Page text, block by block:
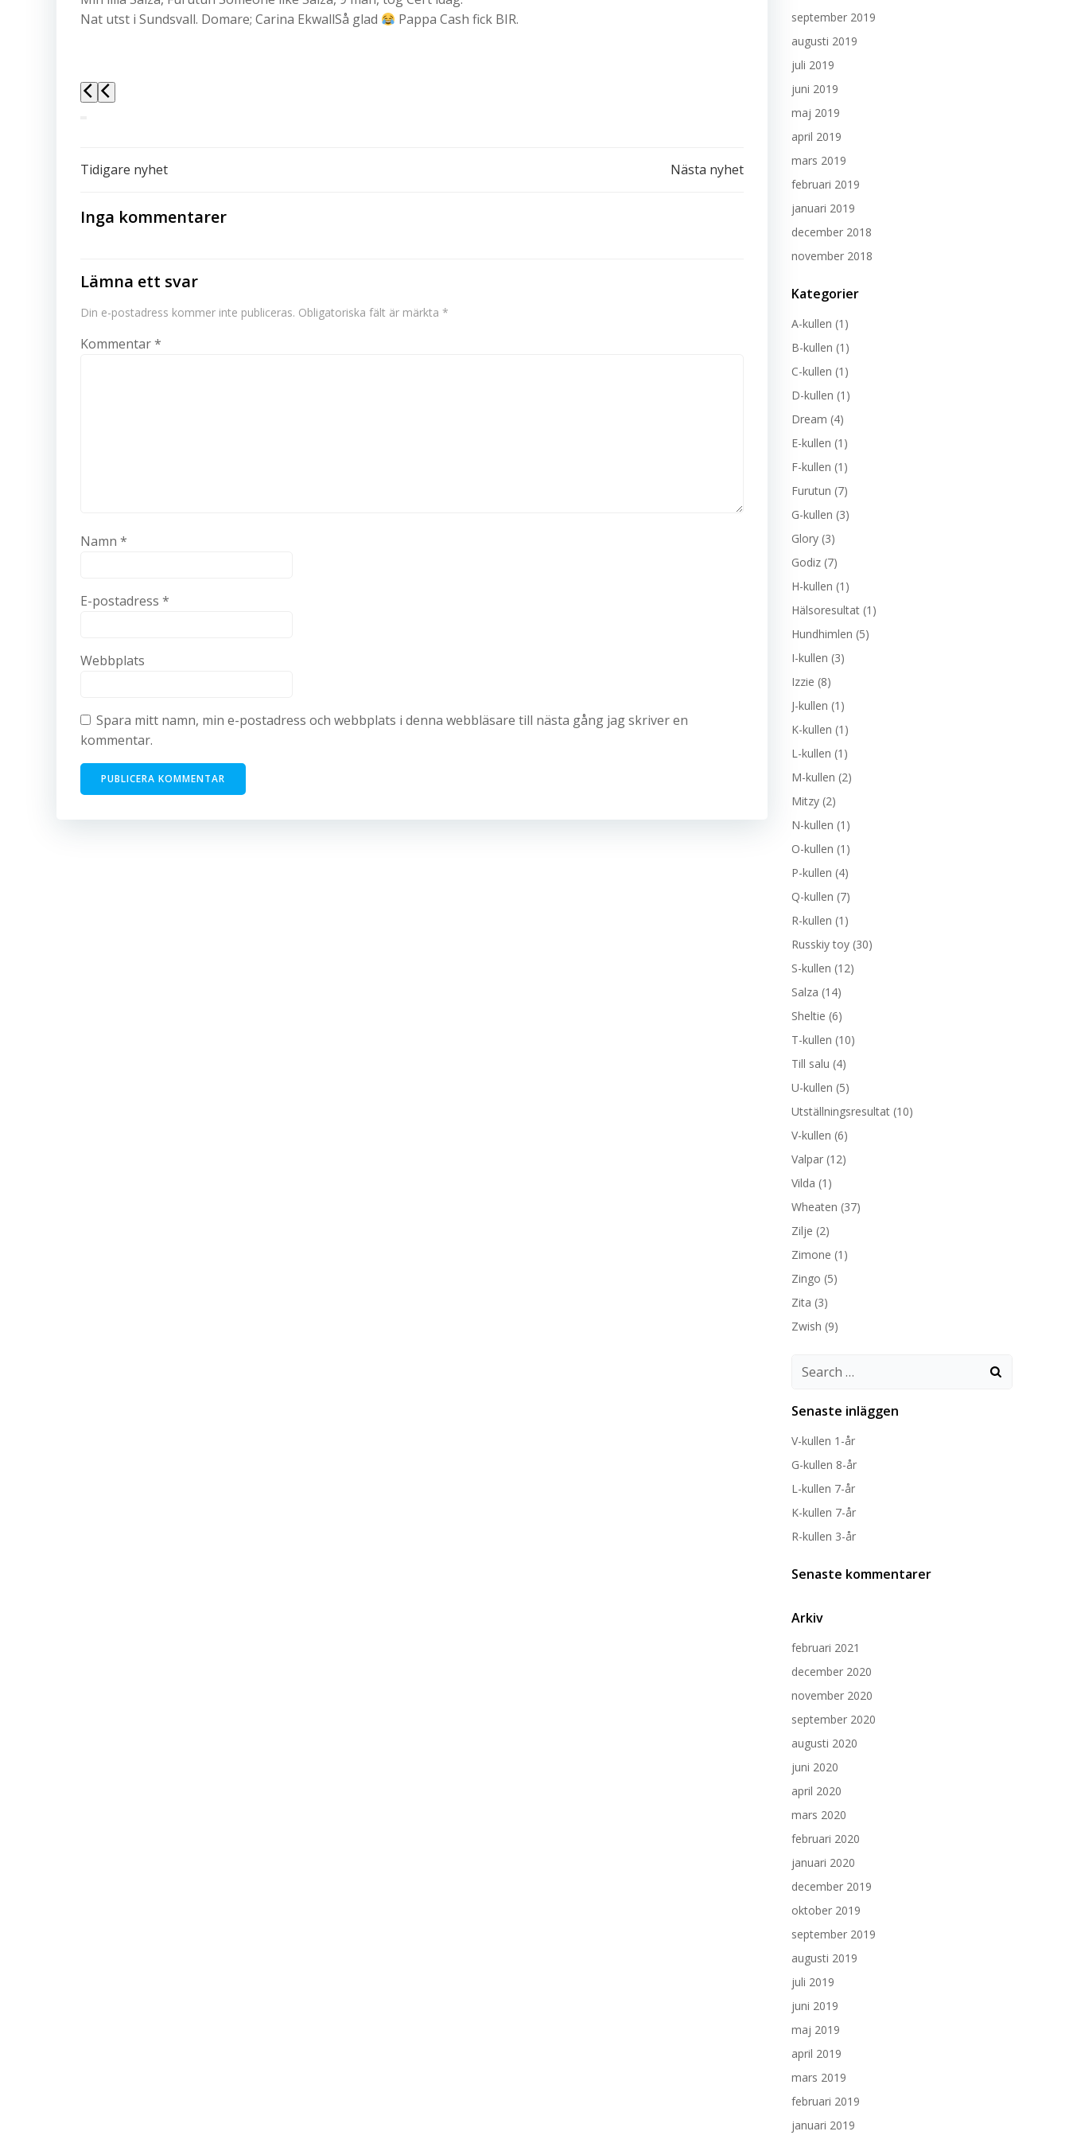
Nat utst i Sundsvall. Domare; Carina EkwallSå glad
Pappa Cash fick BIR.
Inläggsnavigering
Tidigare nyhet Nästa nyhet
Inga kommentarer
Lämna ett svar
Din e-postadress kommer inte publiceras. Obligatoriska fält är märkta *
Kommentar*
Namn *
E-postadress *
Webbplats
Spara mitt namn, min e-postadress och webbplats i denna webbläsare till nästa gång jag skriver en
kommentar.
september 2019
augusti 2019
juli 2019
juni 2019
maj 2019
april 2019
mars 2019
februari 2019
januari 2019
december 2018
november 2018
Kategorier
A-kullen (1)
B-kullen (1)
C-kullen (1)
D-kullen (1)
Dream (4)
E-kullen (1)
F-kullen (1)
Furutun (7)
G-kullen (3)
Glory (3)
Godiz (7)
H-kullen (1)
Hälsoresultat (1)
Hundhimlen (5)
I-kullen (3)
Izzie (8)
J-kullen (1)
K-kullen (1)
L-kullen (1)
M-kullen (2)
Mitzy (2)
N-kullen (1)
O-kullen (1)
P-kullen (4)
Q-kullen (7)
R-kullen (1)
Russkiy toy (30)
S-kullen (12)
Salza (14)
Sheltie (6)
T-kullen (10)
Till salu (4)
U-kullen (5)
Utställningsresultat (10)
V-kullen (6)
Valpar (12)
Vilda (1)
Wheaten (37)
Zilje (2)
Zimone (1)
Zingo (5)
Zita (3)
Zwish (9)
Search
Senaste inläggen
V-kullen 1-år
G-kullen 8-år
L-kullen 7-år
K-kullen 7-år
R-kullen 3-år
Senaste kommentarer
Arkiv
februari 2021
december 2020
november 2020
september 2020
augusti 2020
juni 2020
april 2020
mars 2020
februari 2020
januari 2020
december 2019
oktober 2019
september 2019
augusti 2019
juli 2019
juni 2019
maj 2019
april 2019
mars 2019
februari 2019
januari 2019